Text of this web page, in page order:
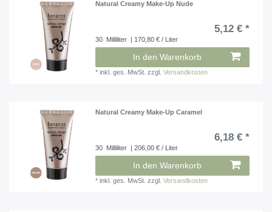
Natural Creamy Make-Up Nude
5,12 € *
30 Milliliter | 170,80 € / Liter
In den Warenkorb
*inkl. ges. MwSt. zzgl.Versandkosten
Natural Creamy Make-Up Caramel
6,18 € *
30 Milliliter | 206,00 € / Liter
In den Warenkorb
*inkl. ges. MwSt. zzgl.Versandkosten